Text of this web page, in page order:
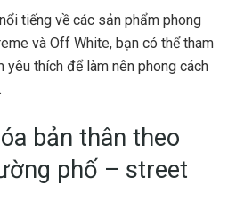
tiếng về các sản phẩm phong
và Off White, bạn có thể tham
yêu thích để làm nên phong cách
bản thân theo
phố – street